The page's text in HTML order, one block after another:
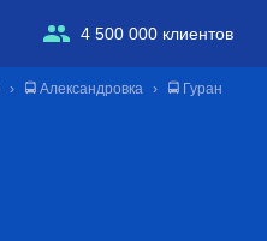
4 500 000 клиентов
🚍 Александровка 🚍 Гуран